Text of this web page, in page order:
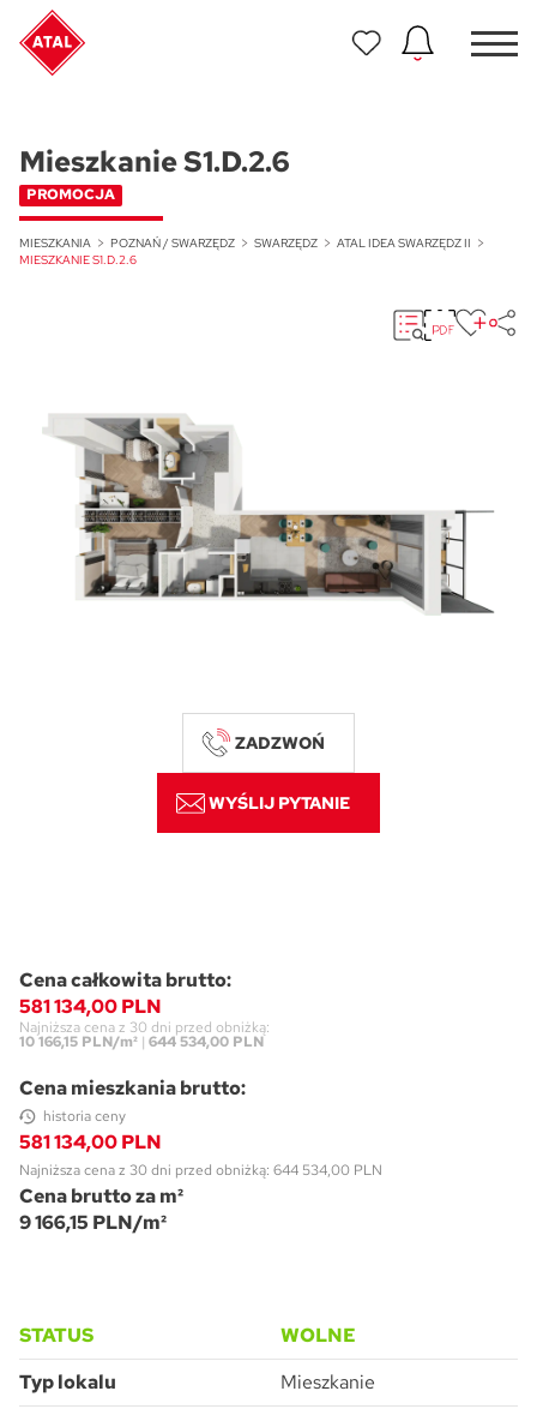
Mieszkanie S1.D.2.6
PROMOCJA
MIESZKANIA POZNAŃ / SWARZĘDZ SWARZĘDZ
ATAL IDEA SWARZĘDZ II
MIESZKANIE S1.D.2.6
ZADZWOŃ
WYŚLIJ PYTANIE
Cena całkowita brutto:
581 134,00 PLN
Najniższa cena z 30 dni przed obniżką:
10 166,15 PLN/m² | 644 534,00 PLN
Cena mieszkania brutto:
historia ceny
581 134,00 PLN
Najniższa cena z 30 dni przed obniżką: 644 534,00 PLN
Cena brutto za m²
9 166,15 PLN/m²
STATUS
WOLNE
Typ lokalu
Mieszkanie
Nowość
ATAL Ville przy Białej
ATAL Floriana w Szczecinie
NOWOŚĆ
ATAL Ruczaj w Krakowie
Skwer Witosa w Piastowie